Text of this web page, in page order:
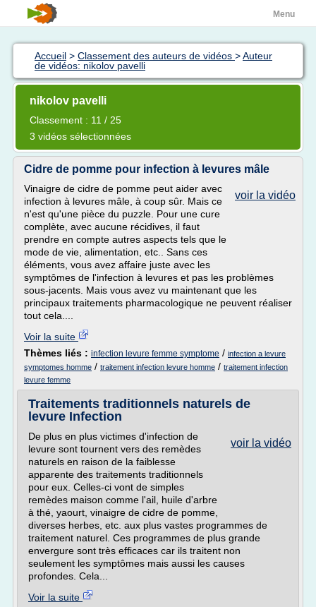
Menu
Accueil > Classement des auteurs de vidéos >Auteur
de vidéos: nikolov pavelli
nikolov pavelli
Classement : 11 / 25
3 vidéos sélectionnées
Cidre de pomme pour infection à levures mâle
voir la vidéo
Vinaigre de cidre de pomme peut aider avec
infection à levures mâle, à coup sûr. Mais ce
n'est qu'une pièce du puzzle. Pour une cure
complète, avec aucune récidives, il faut
prendre en compte autres aspects tels que le
mode de vie, alimentation, etc.. Sans ces
éléments, vous avez affaire juste avec les
symptômes de l'infection à levures et pas les problèmes
sous-jacents. Mais vous avez vu maintenant que les
principaux traitements pharmacologique ne peuvent réaliser
tout cela....
Voir la suite
Thèmes liés : infection levure femme symptome / infection a levure
symptomes homme / traitement infection levure homme / traitement infection
levure femme
Traitements traditionnels naturels de
levure Infection
voir la vidéo
De plus en plus victimes d'infection de
levure sont tournent vers des remèdes
naturels en raison de la faiblesse
apparente des traitements traditionnels
pour eux. Celles-ci vont de simples
remèdes maison comme l'ail, huile d'arbre
à thé, yaourt, vinaigre de cidre de pomme,
diverses herbes, etc. aux plus vastes programmes de
traitement naturel. Ces programmes de plus grande
envergure sont très efficaces car ils traitent non
seulement les symptômes mais aussi les causes
profondes. Cela...
Voir la suite